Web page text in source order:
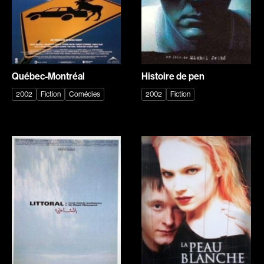
Adam Camil
Adam Mark
Adams Dominique
Alacchi Carlo
Albernhe Tremblay Édouard
Albert Geneviève
Aliassa Babek
Alkhalidey Adib
Allard Gabriel
Allard Geneviève
André G. Lauraine
Angers Richard
Angrignon Yves
Annaud Jean-Jacques
Antaki Joseph
Anthian Pierre
Arango Juan Andrés
Arcand Paul
Arcand Denys
Archambault Louise
Arsenault Mychel
Arseneau Bussières Philippe
Québec-Montréal
2002 Fiction Comédies
Histoire de pen
2002 Fiction